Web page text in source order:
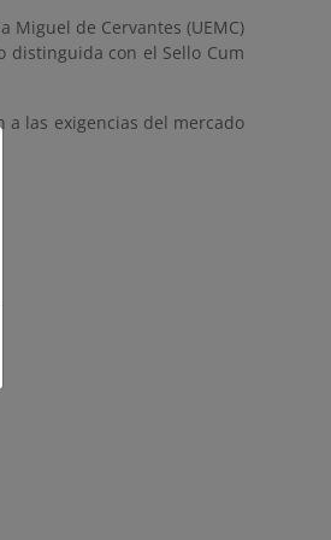
Miguel de Cervantes (UEMC)
con el Sello Cum
a las exigencias del mercado